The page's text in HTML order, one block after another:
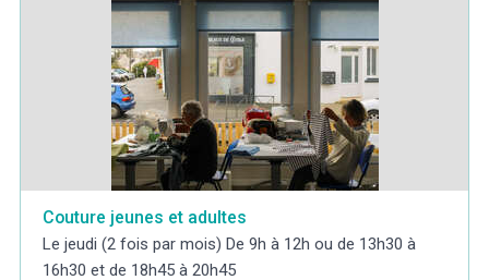
Couture jeunes et adultes
Le jeudi (2 fois par mois) De 9h à 12h ou de 13h30 à
16h30 et de 18h45 à 20h45